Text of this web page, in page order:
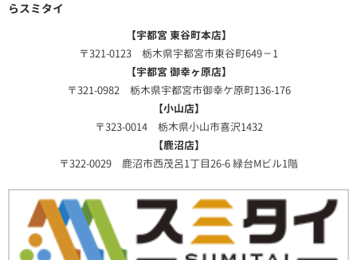
らスミタイ
【宇都宮 東谷町本店】
〒321-0123 栃木県宇都宮市東谷町649－1
【宇都宮 御幸ヶ原店】
〒321-0982 栃木県宇都宮市御幸ケ原町136-176
【小山店】
〒323-0014 栃木県小山市喜沢1432
【鹿沼店】
〒322-0029 鹿沼市西茂呂1丁目26-6 緑台Mビル1階